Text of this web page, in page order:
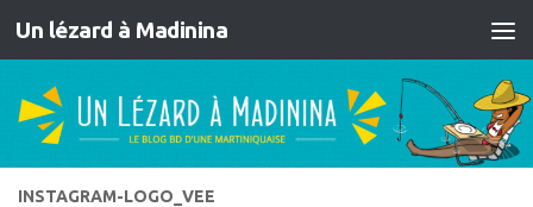
Skip to content
Un lézard à Madinina
INSTAGRAM-LOGO_VEE